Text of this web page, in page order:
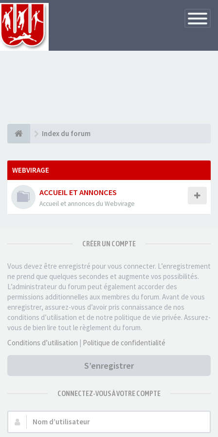
Basculer
la
Index du forum
WEBVIRAGE
ACCUEIL ET ANNONCES
Accueil et annonces du Webvirage
CRÉER UN COMPTE
Vous devez être enregistré pour vous connecter. L’enregistrement
ne prend que quelques secondes et augmente vos possibilités.
L’administrateur du forum peut également accorder des
permissions additionnelles aux membres du forum. Avant de vous
enregistrer, assurez-vous d’avoir pris connaissance de nos
conditions d’utilisation et de notre politique de vie privée. Assurez-
vous de bien lire tout le règlement du forum.
Conditions d’utilisation | Politique de confidentialité
S’enregistrer
CONNECTEZ-VOUS À VOTRE COMPTE
Nom
d’utilisateur :